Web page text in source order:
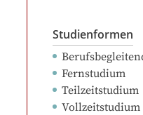
Studienformen
Fernstudium
Teilzeitstudium
Vollzeitstudium